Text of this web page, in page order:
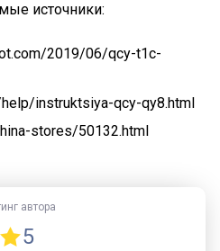
источники:
2019/06/qcy-t1c-
instruktsiya-qcy-qy8.html
stores/50132.html
автора
5